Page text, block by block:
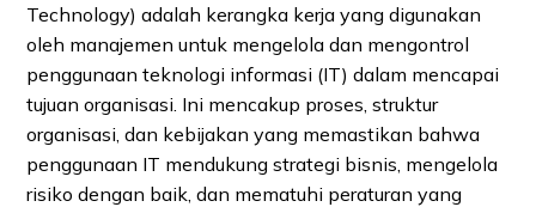
Technology) adalah kerangka kerja yang digunakan
oleh manajemen untuk mengelola dan mengontrol
penggunaan teknologi informasi (IT) dalam mencapai
tujuan organisasi. Ini mencakup proses, struktur
organisasi, dan kebijakan yang memastikan bahwa
penggunaan IT mendukung strategi bisnis, mengelola
risiko dengan baik, dan mematuhi peraturan yang